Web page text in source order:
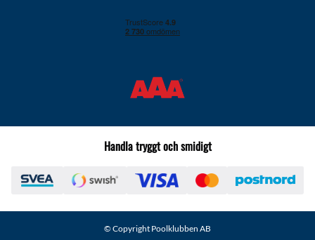
Handla tryggt och smidigt
© Copyright Poolklubben AB